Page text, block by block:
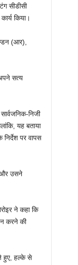
सीडीसी
किया।
(आर),
सत्य
निजी
यह बताया
पर वापस
और उसने
ने कहा कि
करने की
हुए, हल्के से